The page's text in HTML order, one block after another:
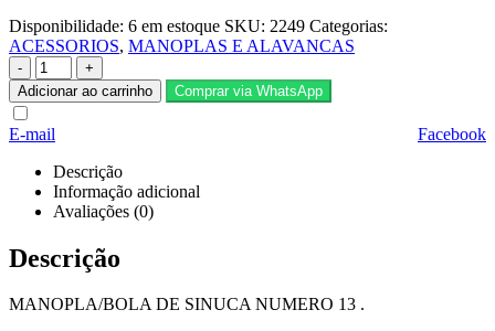
Disponibilidade: 6 em estoque SKU: 2249 Categorias:
ACESSORIOS, MANOPLAS E ALAVANCAS
-
+
Adicionar ao carrinho
Comprar via WhatsApp
Facebook
E-mail
Descrição
Informação adicional
Avaliações (0)
Descrição
MANOPLA/BOLA DE SINUCA NUMERO 13 .